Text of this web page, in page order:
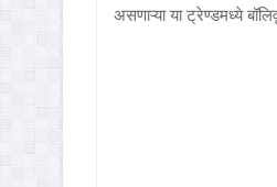
असणाऱ्या या ट्रेण्डमध्ये